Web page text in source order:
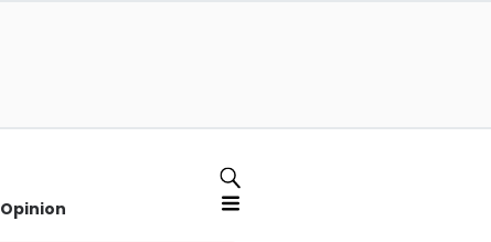
Opinion